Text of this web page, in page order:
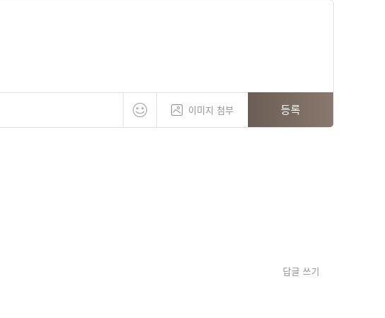
이미지 첨부 등록
답글 쓰기